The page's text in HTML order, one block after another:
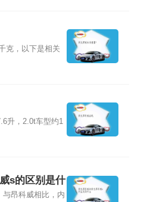
克，以下是相关
升，2.0t车型约1
s的区别是什
与昂科威相比，内